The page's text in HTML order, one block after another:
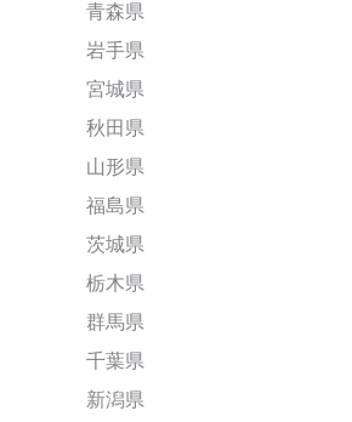
青森県
岩手県
宮城県
秋田県
山形県
福島県
茨城県
栃木県
群馬県
千葉県
新潟県